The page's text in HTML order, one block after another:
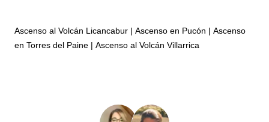
Ascenso al Volcán Licancabur | Ascenso en Pucón | Ascenso
en Torres del Paine | Ascenso al Volcán Villarrica